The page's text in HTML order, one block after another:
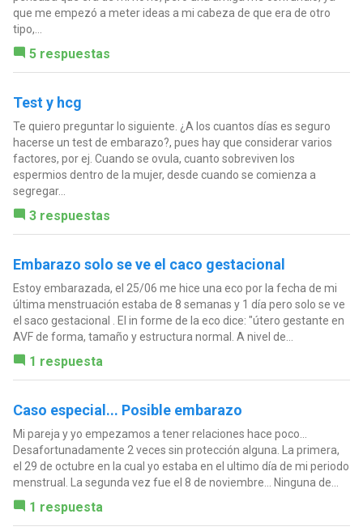
que me empezó a meter ideas a mi cabeza de que era de otro
tipo,...
5 respuestas
Test y hcg
Te quiero preguntar lo siguiente. ¿A los cuantos días es seguro
hacerse un test de embarazo?, pues hay que considerar varios
factores, por ej. Cuando se ovula, cuanto sobreviven los
espermios dentro de la mujer, desde cuando se comienza a
segregar...
3 respuestas
Embarazo solo se ve el caco gestacional
Estoy embarazada, el 25/06 me hice una eco por la fecha de mi
última menstruación estaba de 8 semanas y 1 día pero solo se ve
el saco gestacional . El in forme de la eco dice: "útero gestante en
AVF de forma, tamaño y estructura normal. A nivel de...
1 respuesta
Caso especial... Posible embarazo
Mi pareja y yo empezamos a tener relaciones hace poco...
Desafortunadamente 2 veces sin protección alguna. La primera,
el 29 de octubre en la cual yo estaba en el ultimo día de mi periodo
menstrual. La segunda vez fue el 8 de noviembre... Ninguna de...
1 respuesta